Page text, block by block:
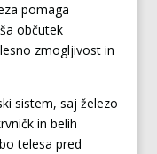
pomaga
občutek
zmogljivost in
sistem, saj železo
in belih
telesa pred